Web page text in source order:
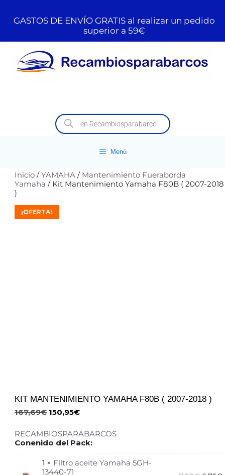
GASTOS DE ENVÍO GRATIS al realizar un pedido
superior a 59€
Menú
Inicio /YAMAHA / Mantenimiento Fueraborda
Yamaha / Kit Mantenimiento Yamaha F80B ( 2007-2018
)
¡OFERTA!
KIT MANTENIMIENTO YAMAHA F80B ( 2007-2018 )
167,69€ 150,95€
RECAMBIOSPARABARCOS
Conenido del Pack:
1 × Filtro aceite Yamaha 5GH-
13440-71